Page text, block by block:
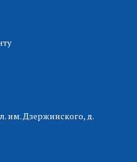
им. Дзержинского, д.